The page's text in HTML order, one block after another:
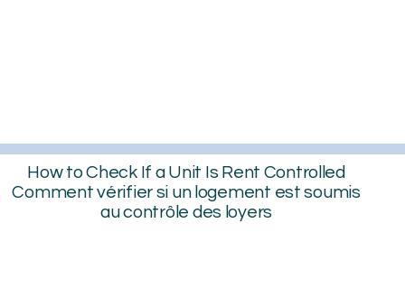
How to Check If a Unit Is Rent Controlled
Comment vérifier si un logement est soumis
au contrôle des loyers